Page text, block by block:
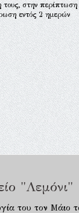
τους, στην περίπτωση
εντός 2 ημερών
"Λεμόνι"
του τον Μάιο